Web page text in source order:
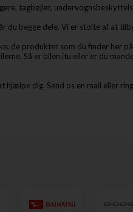
tagbøjler,
begge dele. Vi er stolte af at
de produkter som du finder her
Så er bilen itu eller er du
hjælpe dig. Send os en mail eller